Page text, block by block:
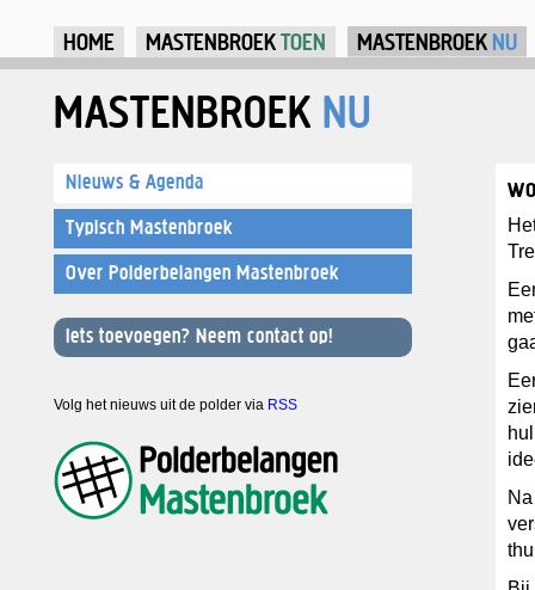
HOME MASTENBROEKTOEN MASTENBROEK NU
MASTENBROEK NU
Nieuws & Agenda
Typisch Mastenbroek
Over Polderbelangen Mastenbroek
Iets toevoegen? Neem contact op!
Volg het nieuws uit de polder via RSS